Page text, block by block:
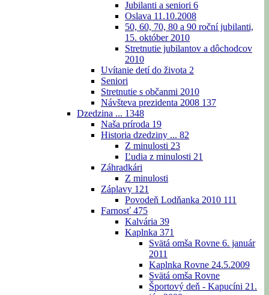
Jubilanti a seniori 6
Oslava 11.10.2008
50, 60, 70, 80 a 90 roční jubilanti,
15. október 2010
Stretnutie jubilantov a dôchodcov
2010
Uvítanie detí do života 2
Seniori
Stretnutie s občanmi 2010
Návšteva prezidenta 2008 137
Dzedzina ... 1348
Naša príroda 19
Historia dzedziny ... 82
Z minulosti 23
Ľudia z minulosti 21
Záhradkári
Z minulosti
Záplavy 121
Povodeň Lodňanka 2010 111
Farnosť 475
Kalvária 39
Kaplnka 371
Svätá omša Rovne 6. január
2011
Kaplnka Rovne 24.5.2009
Svätá omša Rovne
Športový deň - Kapucíni 21.